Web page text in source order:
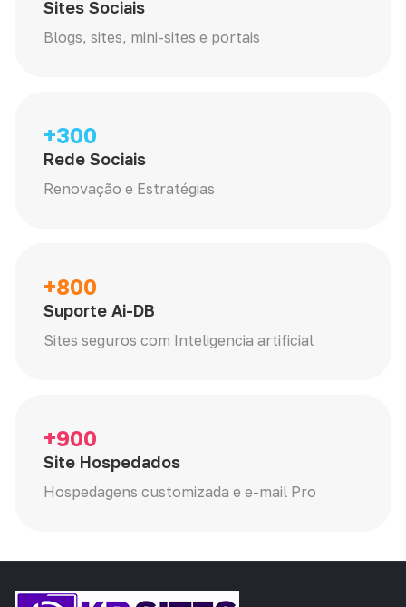
Sites Sociais
Blogs, sites, mini-sites e portais
+300
Rede Sociais
Renovação e Estratégias
+800
Suporte Ai-DB
Sites seguros com Inteligencia artificial
+900
Site Hospedados
Hospedagens customizada e e-mail Pro